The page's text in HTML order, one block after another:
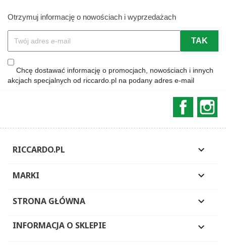
Otrzymuj informację o nowościach i wyprzedażach
Chcę dostawać informację o promocjach, nowościach i innych
akcjach specjalnych od riccardo.pl na podany adres e-mail
RICCARDO.PL 
MARKI 
STRONA GŁÓWNA 
INFORMACJA O SKLEPIE 